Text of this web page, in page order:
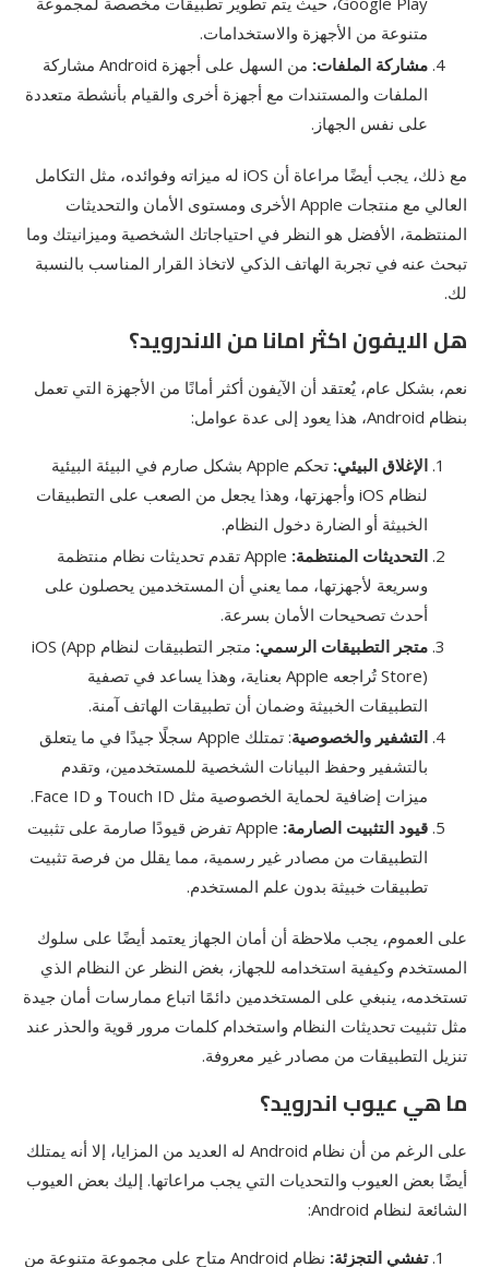
متنوعة من الأجهزة والاستخدامات.
مشاركة الملفات:
من السهل على أجهزة Android مشاركة
الملفات والمستندات مع أجهزة أخرى والقيام بأنشطة متعددة
على نفس الجهاز.
مع ذلك، يجب أيضًا مراعاة أن iOS له ميزاته وفوائده، مثل التكامل
العالي مع منتجات Apple الأخرى ومستوى الأمان والتحديثات
المنتظمة، الأفضل هو النظر في احتياجاتك الشخصية وميزانيتك وما
تبحث عنه في تجربة الهاتف الذكي لاتخاذ القرار المناسب بالنسبة
لك.
هل الايفون اكثر امانا من الاندرويد؟
نعم، بشكل عام، يُعتقد أن الآيفون أكثر أمانًا من الأجهزة التي تعمل
بنظام Android، هذا يعود إلى عدة عوامل:
الإغلاق البيئي:
تحكم Apple بشكل صارم في البيئة البيئية
لنظام iOS وأجهزتها، وهذا يجعل من الصعب على التطبيقات
الخبيثة أو الضارة دخول النظام.
التحديثات المنتظمة:
Apple تقدم تحديثات نظام منتظمة
وسريعة لأجهزتها، مما يعني أن المستخدمين يحصلون على
أحدث تصحيحات الأمان بسرعة.
متجر التطبيقات الرسمي:
متجر التطبيقات لنظام iOS (App
Store) تُراجعه Apple بعناية، وهذا يساعد في تصفية
التطبيقات الخبيثة وضمان أن تطبيقات الهاتف آمنة.
التشفير والخصوصية
: تمتلك Apple سجلًا جيدًا في ما يتعلق
بالتشفير وحفظ البيانات الشخصية للمستخدمين، وتقدم
ميزات إضافية لحماية الخصوصية مثل Touch ID و Face ID.
قيود التثبيت الصارمة:
Apple تفرض قيودًا صارمة على تثبيت
التطبيقات من مصادر غير رسمية، مما يقلل من فرصة تثبيت
تطبيقات خبيثة بدون علم المستخدم.
على العموم، يجب ملاحظة أن أمان الجهاز يعتمد أيضًا على سلوك
المستخدم وكيفية استخدامه للجهاز، بغض النظر عن النظام الذي
تستخدمه، ينبغي على المستخدمين دائمًا اتباع ممارسات أمان جيدة
مثل تثبيت تحديثات النظام واستخدام كلمات مرور قوية والحذر عند
تنزيل التطبيقات من مصادر غير معروفة.
ما هي عيوب اندرويد؟
على الرغم من أن نظام Android له العديد من المزايا، إلا أنه يمتلك
أيضًا بعض العيوب والتحديات التي يجب مراعاتها. إليك بعض العيوب
الشائعة لنظام Android:
تفشي التجزئة:
نظام Android متاح على مجموعة متنوعة من